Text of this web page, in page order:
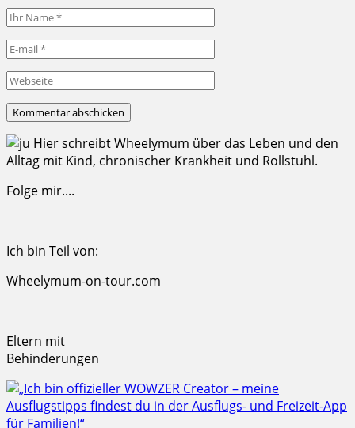
Hier schreibt Wheelymum über das Leben und den
Alltag mit Kind, chronischer Krankheit und Rollstuhl.
Folge mir....
Ich bin Teil von:
Wheelymum-on-tour.com
Eltern mit
Behinderungen